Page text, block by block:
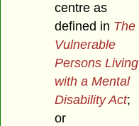
centre as
defined in The
Vulnerable
Persons Living
with a Mental
Disability Act;
or